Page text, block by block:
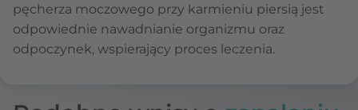
pęcherza moczowego przy karmieniu piersią jest
odpowiednie nawadnianie organizmu oraz
odpoczynek, wspierający proces leczenia.